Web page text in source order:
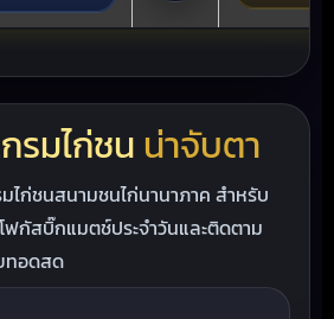
รมไก่ชน น่าจับตา
ไก่ชนสนามชนไก่นานาภาค สำหรับ
กัสบิ๊กแมตช์ประจำวันและติดตาม
ทอดสด